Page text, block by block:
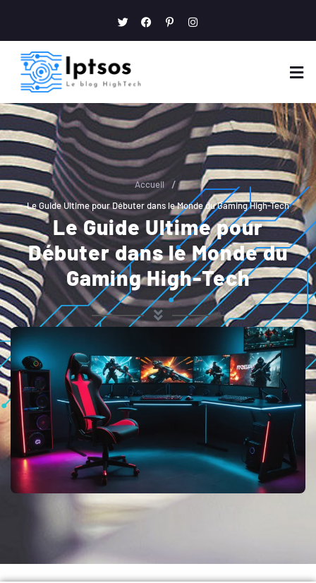
Accueil /
Le Guide Ultime pour Débuter dans le Monde du Gaming High-Tech
Le Guide Ultime pour
Débuter dans le Monde du
Gaming High-Tech